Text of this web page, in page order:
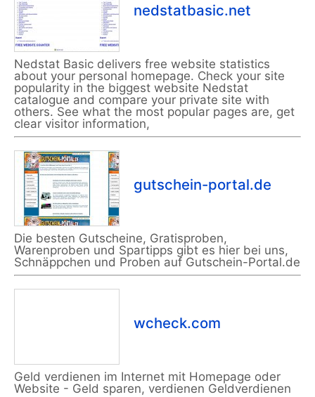
nedstatbasic.net
Nedstat Basic delivers free website statistics
about your personal homepage. Check your site
popularity in the biggest website Nedstat
catalogue and compare your private site with
others. See what the most popular pages are, get
clear visitor information,
gutschein-portal.de
Die besten Gutscheine, Gratisproben,
Warenproben und Spartipps gibt es hier bei uns,
Schnäppchen und Proben auf Gutschein-Portal.de
wcheck.com
Geld verdienen im Internet mit Homepage oder
Website - Geld sparen, verdienen Geldverdienen